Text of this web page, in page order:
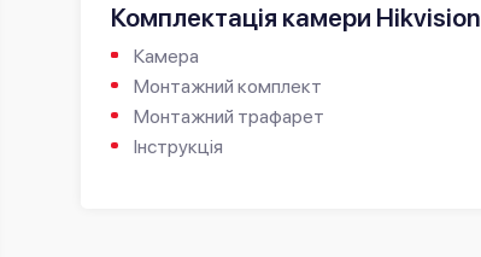
Комплектація камери
Камера
Монтажний комплект
Монтажний трафарет
Інструкція